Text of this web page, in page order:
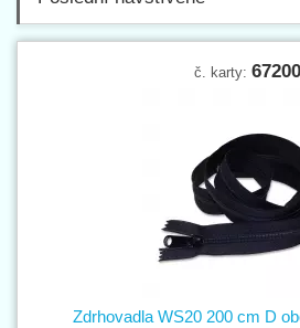
č. karty: 67200
Zdrhovadla WS20 200 cm D